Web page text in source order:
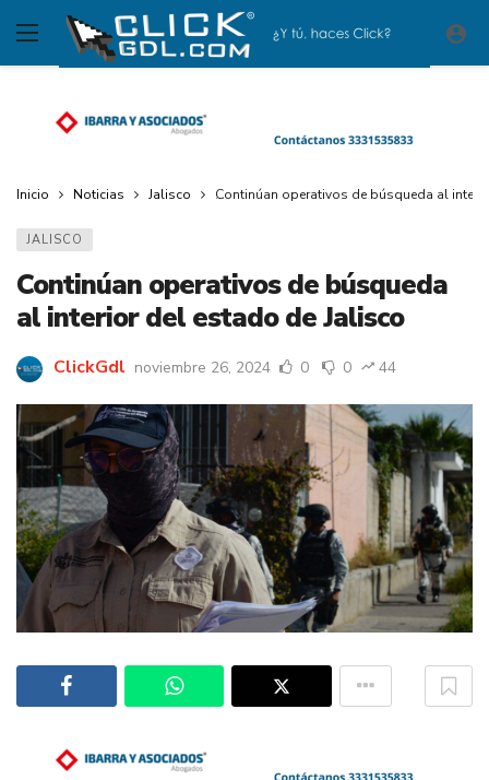
Inicio Noticias Jalisco Continúan operativos de búsqueda al
JALISCO
Continúan operativos de búsqueda
al interior del estado de Jalisco
ClickGdl noviembre 26, 2024 0 0 44